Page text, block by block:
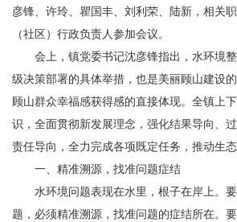
彦锋、许玲、瞿国丰、刘利荣、陆新，相关
（社区）行政负责人参加会议。
会上，镇党委书记沈彦锋指出，水环境
级决策部署的具体举措，也是美丽顾山建设
顾山群众幸福感获得感的直接体现。全镇上
识，全面贯彻新发展理念，强化结果导向、过
责任导向，全力完成各项既定任务，推动生态
一、精准溯源，找准问题症结
水环境问题表现在水里，根子在岸上。
题，必须精准溯源，找准问题的症结所在。